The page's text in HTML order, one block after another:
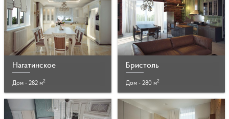
Нагатинское
Дом - 282 м2
Бристоль
Дом - 280 м2